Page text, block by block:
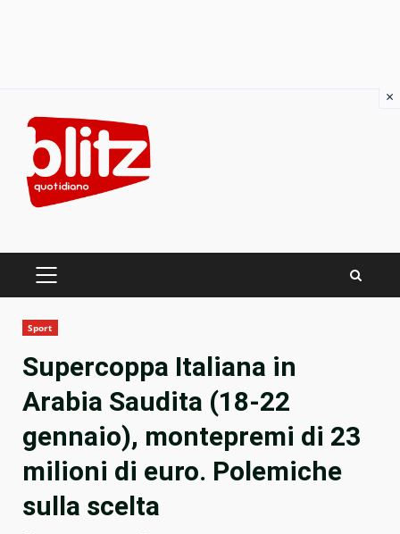
content
PRIMARY
Sport
Supercoppa Italiana in
Arabia Saudita (18-22
gennaio), montepremi di 23
milioni di euro. Polemiche
sulla scelta
×